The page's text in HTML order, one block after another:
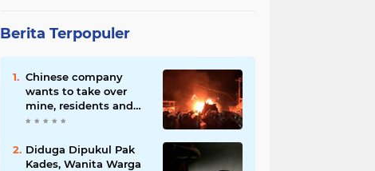
Berita Terpopuler
Chinese company
wants to take over
mine, residents and
police clash in Palu
Diduga Dipukul Pak
Kades, Wanita Warga